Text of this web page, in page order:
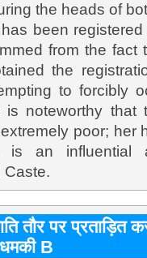
the heads of
been
from the fact
the
to forcibly
noteworthy that
poor; her
is an influential
Caste.
तौर पर प्रताड़ित
B